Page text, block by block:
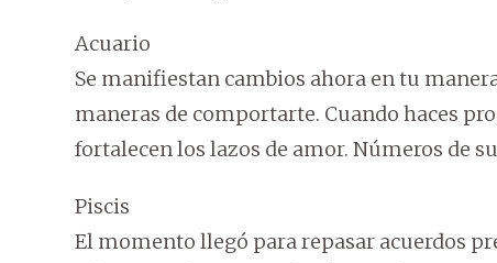
Acuario
Se manifiestan cambios ahora en tu
maneras de comportarte. Cuando haces
fortalecen los lazos de amor. Números de
Piscis
El momento llegó para repasar acuerdos